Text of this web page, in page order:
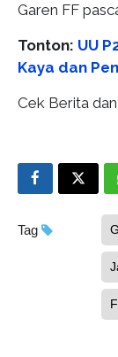
Garen FF
Tonton: UU
Kaya dan
Cek Berita
Tag